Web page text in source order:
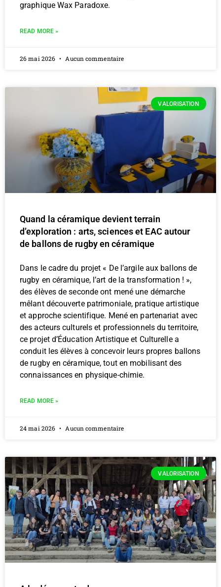
graphique Wax Paradoxe.
READ MORE »
26 mai 2026 Aucun commentaire
VALORISATION
Quand la céramique devient terrain
d’exploration : arts, sciences et EAC autour
de ballons de rugby en céramique
Dans le cadre du projet « De l’argile aux ballons de
rugby en céramique, l’art de la transformation ! »,
des élèves de seconde ont mené une démarche
mêlant découverte patrimoniale, pratique artistique
et approche scientifique. Mené en partenariat avec
des acteurs culturels et professionnels du territoire,
ce projet d’Éducation Artistique et Culturelle a
conduit les élèves à concevoir leurs propres ballons
de rugby en céramique, tout en mobilisant des
connaissances en physique-chimie.
READ MORE »
24 mai 2026 Aucun commentaire
VALORISATION